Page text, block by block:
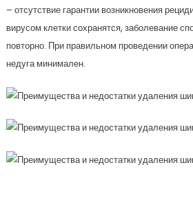
– отсутствие гарантии возникновения
вирусом клетки сохранятся, заболевание
повторно. При правильном проведении
недуга минимален.